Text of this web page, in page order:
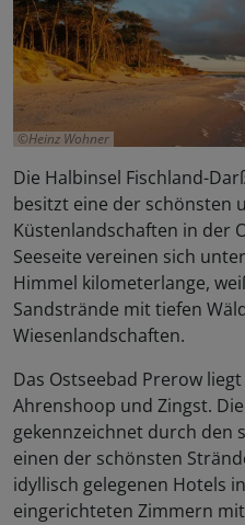
Heinz Wohner
Die Halbinsel Fischland-
besitzt eine der schönsten
Küstenlandschaften in der
Seeseite vereinen sich
Himmel kilometerlange,
Sandstrände mit tiefen
Wiesenlandschaften.
Das Ostseebad Prerow
Ahrenshoop und Zingst.
gekennzeichnet durch den
einen der schönsten
idyllisch gelegenen Hotels
eingerichteten Zimmern